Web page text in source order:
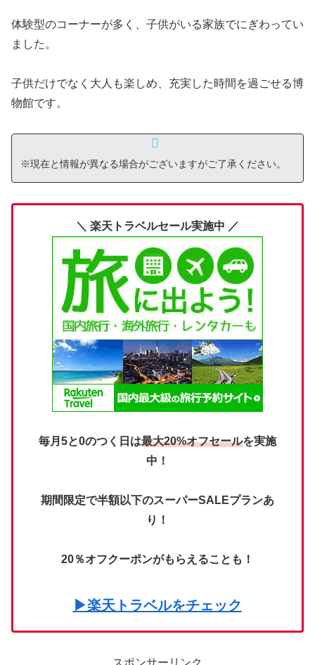
体験型のコーナーが多く、子供がいる家族でにぎわってい
ました。
子供だけでなく大人も楽しめ、充実した時間を過ごせる博
物館です。
※現在と情報が異なる場合がございますがご了承ください。
＼ 楽天トラベルセール実施中 ／
毎月5と0のつく日は最大20%オフセールを実施
中！
期間限定で半額以下のスーパーSALEプランあ
り！
20％オフクーポンがもらえることも！
▶楽天トラベルをチェック
スポンサーリンク